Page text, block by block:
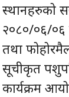
स्थानहरुको
२०८०/०६/०६
तथा
सूचीकृत
कार्यक्रम